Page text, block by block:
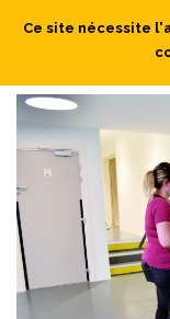
Ce site nécessite